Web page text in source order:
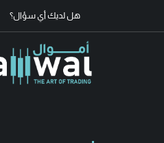
هل لديك أي سؤال؟